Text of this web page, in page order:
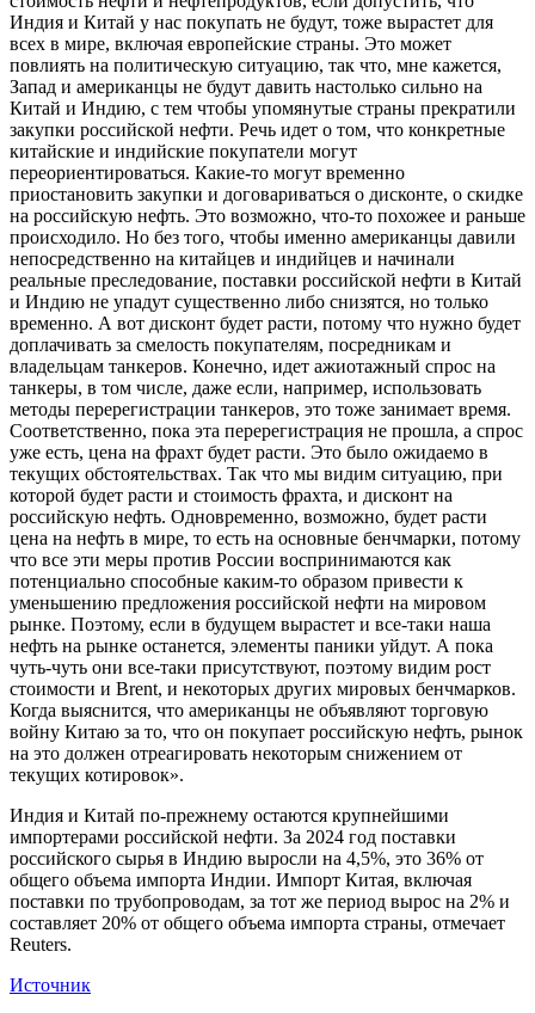
Индия и Китай у нас покупать не будут, тоже вырастет для
всех в мире, включая европейские страны. Это может
повлиять на политическую ситуацию, так что, мне кажется,
Запад и американцы не будут давить настолько сильно на
Китай и Индию, с тем чтобы упомянутые страны прекратили
закупки российской нефти. Речь идет о том, что конкретные
китайские и индийские покупатели могут
переориентироваться. Какие-то могут временно
приостановить закупки и договариваться о дисконте, о скидке
на российскую нефть. Это возможно, что-то похожее и раньше
происходило. Но без того, чтобы именно американцы давили
непосредственно на китайцев и индийцев и начинали
реальные преследование, поставки российской нефти в Китай
и Индию не упадут существенно либо снизятся, но только
временно. А вот дисконт будет расти, потому что нужно будет
доплачивать за смелость покупателям, посредникам и
владельцам танкеров. Конечно, идет ажиотажный спрос на
танкеры, в том числе, даже если, например, использовать
методы перерегистрации танкеров, это тоже занимает время.
Соответственно, пока эта перерегистрация не прошла, а спрос
уже есть, цена на фрахт будет расти. Это было ожидаемо в
текущих обстоятельствах. Так что мы видим ситуацию, при
которой будет расти и стоимость фрахта, и дисконт на
российскую нефть. Одновременно, возможно, будет расти
цена на нефть в мире, то есть на основные бенчмарки, потому
что все эти меры против России воспринимаются как
потенциально способные каким-то образом привести к
уменьшению предложения российской нефти на мировом
рынке. Поэтому, если в будущем вырастет и все-таки наша
нефть на рынке останется, элементы паники уйдут. А пока
чуть-чуть они все-таки присутствуют, поэтому видим рост
стоимости и Brent, и некоторых других мировых бенчмарков.
Когда выяснится, что американцы не объявляют торговую
войну Китаю за то, что он покупает российскую нефть, рынок
на это должен отреагировать некоторым снижением от
текущих котировок».
Индия и Китай по-прежнему остаются крупнейшими
импортерами российской нефти. За 2024 год поставки
российского сырья в Индию выросли на 4,5%, это 36% от
общего объема импорта Индии. Импорт Китая, включая
поставки по трубопроводам, за тот же период вырос на 2% и
составляет 20% от общего объема импорта страны, отмечает
Reuters.
Источник